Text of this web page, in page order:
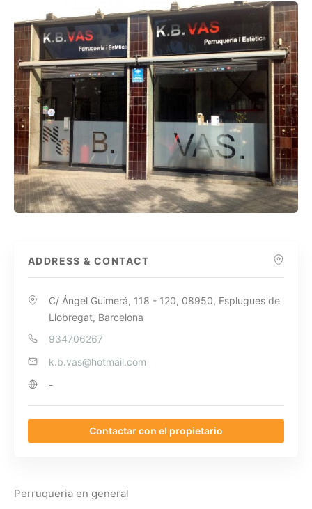
ADDRESS & CONTACT
C/ Ángel Guimerá, 118 - 120, 08950, Esplugues de
Llobregat, Barcelona
934706267
k.b.vas@hotmail.com
-
Contactar con el propietario
Perruqueria en general